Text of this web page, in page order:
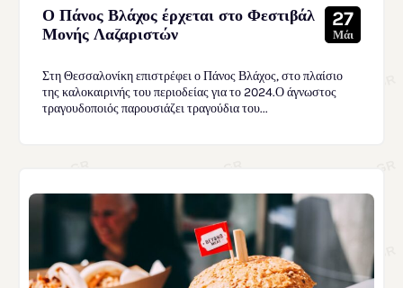
Ο Πάνος Βλάχος έρχεται στο Φεστιβάλ
Μονής Λαζαριστών
27
Μάι
Στη Θεσσαλονίκη επιστρέφει ο Πάνος Βλάχος, στο πλαίσιο
της καλοκαιρινής του περιοδείας για το 2024.Ο άγνωστος
τραγουδοποιός παρουσιάζει τραγούδια του...